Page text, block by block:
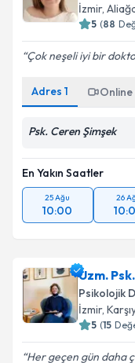
İzmir,
5 (88
Çok neşeli iyi bir
Adres 1
Psk. Ceren Şimşek
En Yakın Saatler
25 Ağu
10:00
26
Uzm.
Psikolojik
İzmir,
5 (15
Her geçen gün daha